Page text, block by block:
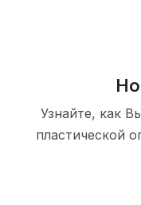
Узнайте, как
пластической